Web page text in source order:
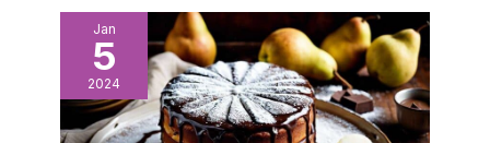
Jan
5
2024